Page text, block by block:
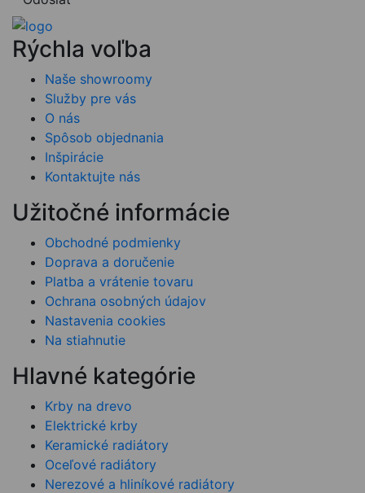
Rýchla voľba
Naše showroomy
Služby pre vás
O nás
Spôsob objednania
Inšpirácie
Kontaktujte nás
Užitočné informácie
Obchodné podmienky
Doprava a doručenie
Platba a vrátenie tovaru
Ochrana osobných údajov
Nastavenia cookies
Na stiahnutie
Hlavné kategórie
Krby na drevo
Elektrické krby
Keramické radiátory
Oceľové radiátory
Nerezové a hliníkové radiátory